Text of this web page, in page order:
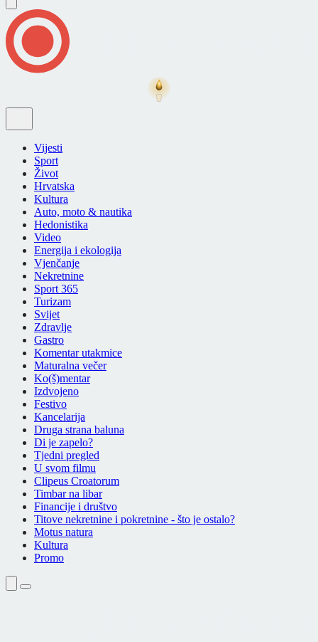
Vijesti
Sport
Život
Hrvatska
Kultura
Auto, moto & nautika
Hedonistika
Video
Energija i ekologija
Vjenčanje
Nekretnine
Sport 365
Turizam
Svijet
Zdravlje
Gastro
Komentar utakmice
Maturalna večer
Ko(š)mentar
Izdvojeno
Festivo
Kancelarija
Druga strana baluna
Di je zapelo?
Tjedni pregled
U svom filmu
Clipeus Croatorum
Timbar na libar
Financije i društvo
Titove nekretnine i pokretnine - što je ostalo?
Motus natura
Kultura
Promo